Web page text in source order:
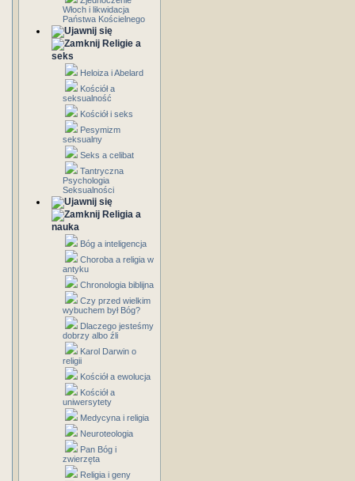
Włoch i likwidacja
Państwa Kościelnego
Religie a
seks
Heloiza i Abelard
Kościół a
seksualność
Kościół i seks
Pesymizm
seksualny
Seks a celibat
Tantryczna
Psychologia
Seksualności
Religia a
nauka
Bóg a inteligencja
Choroba a religia w
antyku
Chronologia biblijna
Czy przed wielkim
wybuchem był Bóg?
Dlaczego jesteśmy
dobrzy albo źli
Karol Darwin o
religii
Kościół a ewolucja
Kościół a
uniwersytety
Medycyna i religia
Neuroteologia
Pan Bóg i
zwierzęta
Religia i geny